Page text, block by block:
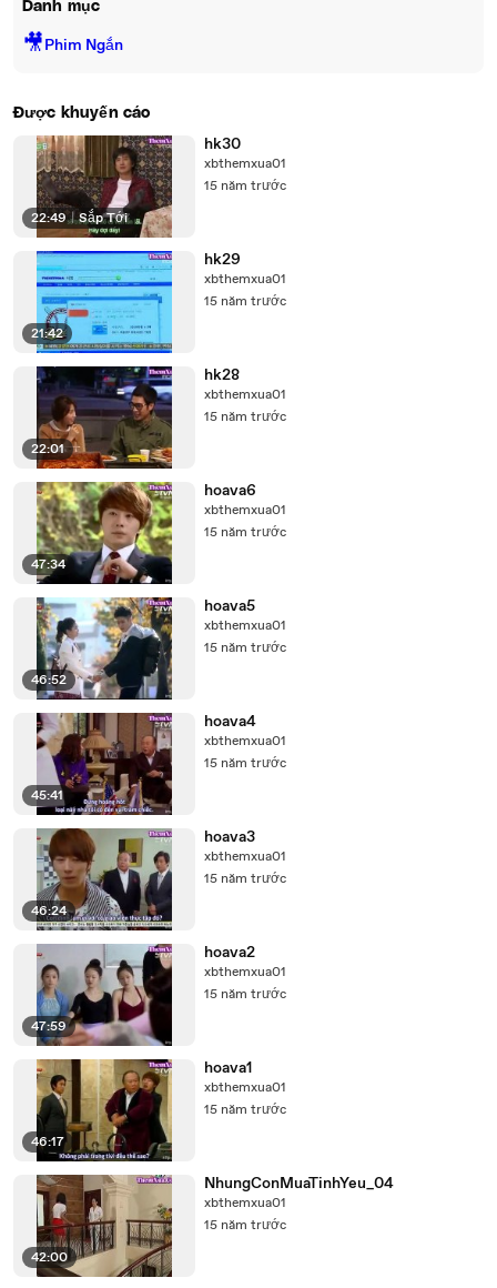
Danh mục
🎥Phim Ngắn
Được khuyến cáo
22:49 | Sắp Tới
hk30
xbthemxua01
15 năm trước
21:42
hk29
xbthemxua01
15 năm trước
22:01
hk28
xbthemxua01
15 năm trước
47:34
hoava6
xbthemxua01
15 năm trước
46:52
hoava5
xbthemxua01
15 năm trước
45:41
hoava4
xbthemxua01
15 năm trước
46:24
hoava3
xbthemxua01
15 năm trước
47:59
hoava2
xbthemxua01
15 năm trước
46:17
hoava1
xbthemxua01
15 năm trước
42:00
NhungConMuaTinhYeu_04
xbthemxua01
15 năm trước